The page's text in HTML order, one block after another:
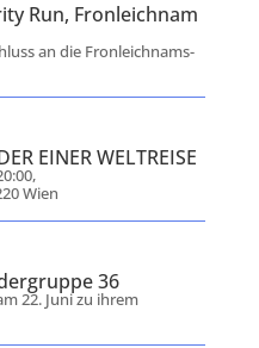
Run, Fronleichnam
an die Fronleichnams-
EINER WELTREISE
Wien
36
22. Juni zu ihrem